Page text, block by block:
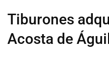
Tiburones
Acosta de